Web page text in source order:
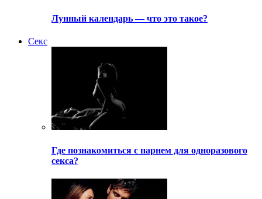
Лунный календарь — что это такое?
Секс
Где познакомиться с парнем для одноразового
секса?